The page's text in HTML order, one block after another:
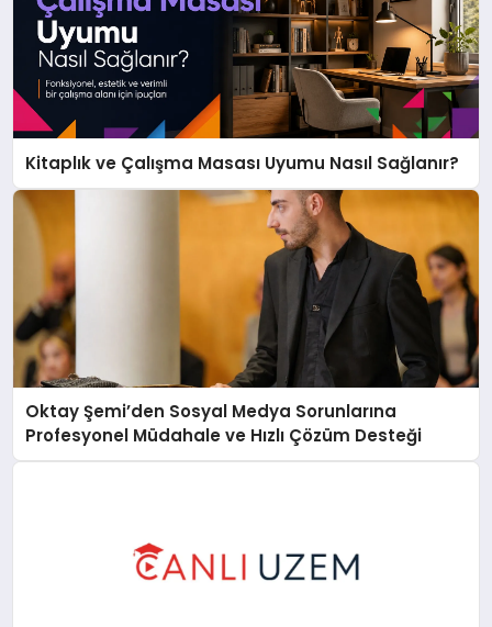
Kitaplık ve Çalışma Masası Uyumu Nasıl Sağlanır?
Oktay Şemi’den Sosyal Medya Sorunlarına
Profesyonel Müdahale ve Hızlı Çözüm Desteği